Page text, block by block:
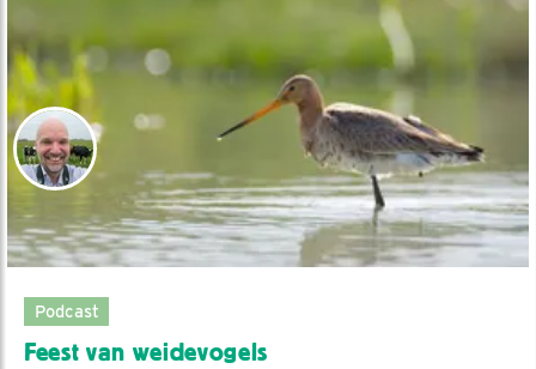
Podcast
Feest van weidevogels